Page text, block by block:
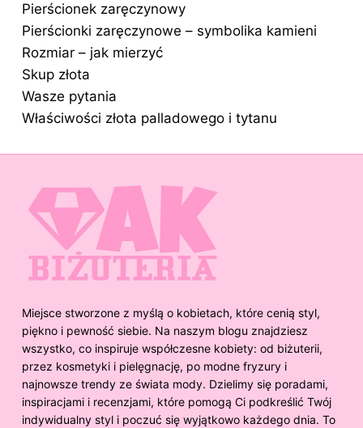
Pierścionek zaręczynowy
Pierścionki zaręczynowe – symbolika kamieni
Rozmiar – jak mierzyć
Skup złota
Wasze pytania
Właściwości złota palladowego i tytanu
Miejsce stworzone z myślą o kobietach, które cenią styl,
piękno i pewność siebie. Na naszym blogu znajdziesz
wszystko, co inspiruje współczesne kobiety: od biżuterii,
przez kosmetyki i pielęgnację, po modne fryzury i
najnowsze trendy ze świata mody. Dzielimy się poradami,
inspiracjami i recenzjami, które pomogą Ci podkreślić Twój
indywidualny styl i poczuć się wyjątkowo każdego dnia. To